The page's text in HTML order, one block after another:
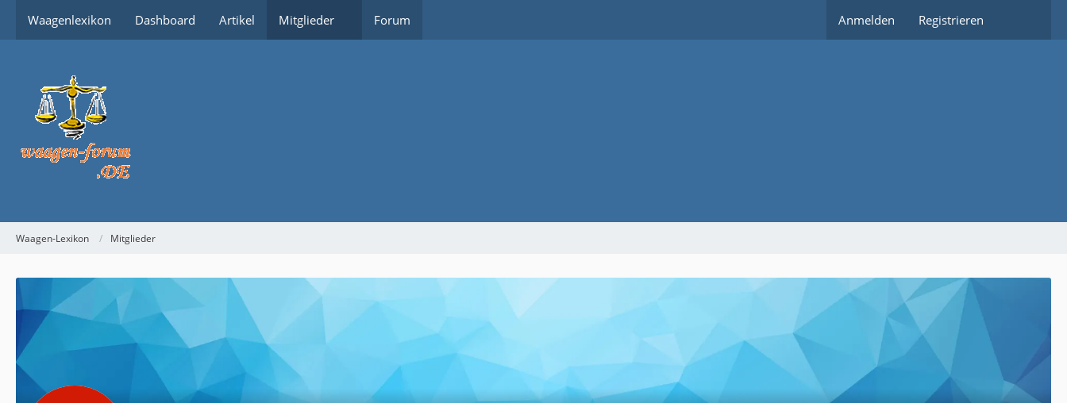
Waagenlexikon Dashboard Artikel Mitglieder Forum Anmelden Registrieren
Waagen-Lexikon Mitglieder